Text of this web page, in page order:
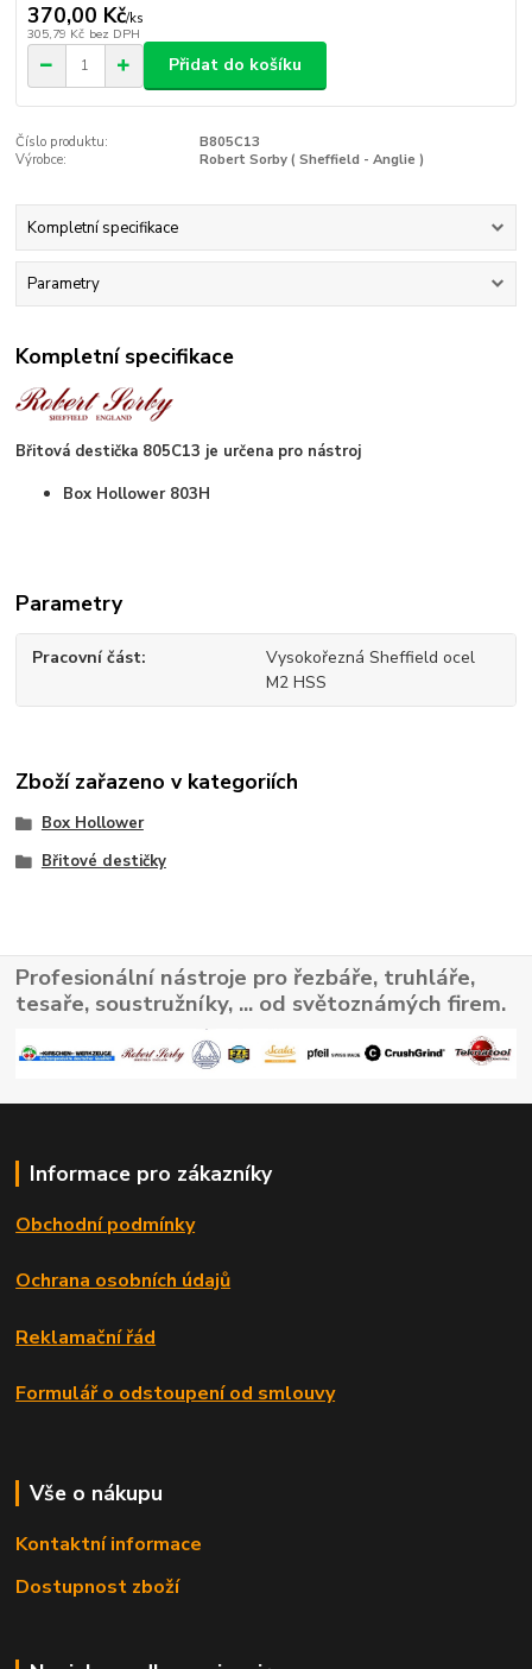
370,00 Kč/ks
305,79 Kč bez DPH
Přidat do košíku
Číslo produktu:
B805C13
Výrobce:
Robert Sorby ( Sheffield - Anglie )
Kompletní specifikace
Parametry
Kompletní specifikace
Břitová destička 805C13 je určena pro nástroj
Box Hollower 803H
Parametry
Pracovní část
Vysokořezná Sheffield ocel
M2 HSS
Zboží zařazeno v kategoriích
Box Hollower
Břitové destičky
Profesionální nástroje pro řezbáře, truhláře,
tesaře, soustružníky, ... od světoznámých firem.
Informace pro zákazníky
Obchodní podmínky
Ochrana osobních údajů
Reklamační řád
Formulář o odstoupení od smlouvy
Vše o nákupu
Kontaktní informace
Dostupnost zboží